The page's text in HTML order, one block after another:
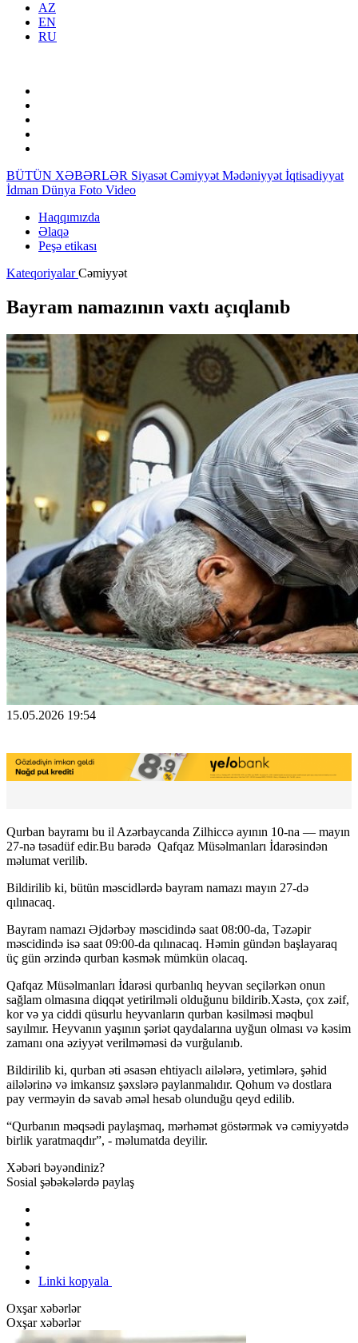
AZ
EN
RU
BÜTÜN XƏBƏRLƏR Siyasət Cəmiyyət Mədəniyyət İqtisadiyyat
İdman Dünya Foto Video
Haqqımızda
Əlaqə
Peşə etikası
KateqoriyalarCəmiyyət
Bayram namazının vaxtı açıqlanıb
15.05.2026 19:54
Qurban bayramı bu il Azərbaycanda Zilhiccə ayının 10-na — mayın
27-nə təsadüf edir.Bu barədə Qafqaz Müsəlmanları İdarəsindən
məlumat verilib.
Bildirilib ki, bütün məscidlərdə bayram namazı mayın 27-də
qılınacaq.
Bayram namazı Əjdərbəy məscidində saat 08:00-da, Təzəpir
məscidində isə saat 09:00-da qılınacaq. Həmin gündən başlayaraq
üç gün ərzində qurban kəsmək mümkün olacaq.
Qafqaz Müsəlmanları İdarəsi qurbanlıq heyvan seçilərkən onun
sağlam olmasına diqqət yetirilməli olduğunu bildirib.Xəstə, çox zəif,
kor və ya ciddi qüsurlu heyvanların qurban kəsilməsi məqbul
sayılmır. Heyvanın yaşının şəriət qaydalarına uyğun olması və kəsim
zamanı ona əziyyət verilməməsi də vurğulanıb.
Bildirilib ki, qurban əti əsasən ehtiyaclı ailələrə, yetimlərə, şəhid
ailələrinə və imkansız şəxslərə paylanmalıdır. Qohum və dostlara
pay verməyin də savab əməl hesab olunduğu qeyd edilib.
“Qurbanın məqsədi paylaşmaq, mərhəmət göstərmək və cəmiyyətdə
birlik yaratmaqdır”, - məlumatda deyilir.
Xəbəri bəyəndiniz?
Sosial şəbəkələrdə paylaş
Linki kopyala
Oxşar xəbərlər
Oxşar xəbərlər